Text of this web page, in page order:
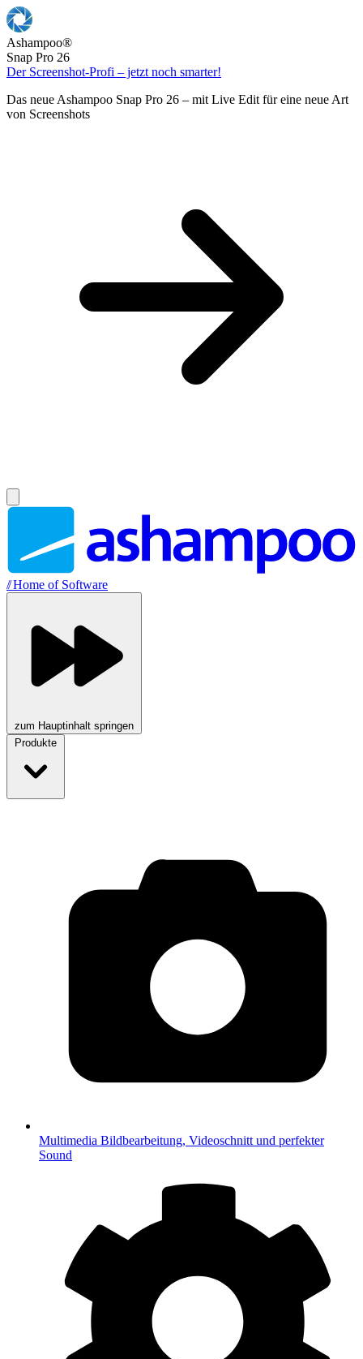
Ashampoo®
Snap Pro 26
Der Screenshot-Profi – jetzt noch smarter!
Das neue Ashampoo Snap Pro 26 – mit Live Edit für eine neue Art
von Screenshots
//Home of Software
zum Hauptinhalt springen
Produkte
Multimedia Bildbearbeitung, Videoschnitt und perfekter
Sound